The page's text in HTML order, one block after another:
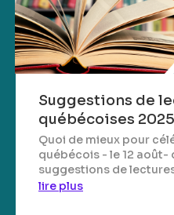
Suggestions de
québécoises 2025
Quoi de mieux pour
québécois - le 12 août-
suggestions de
lire plus